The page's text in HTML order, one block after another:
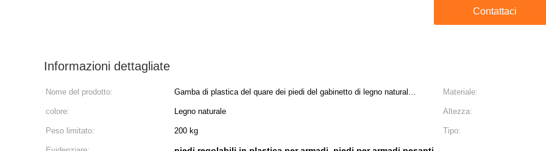
Contattaci
Informazioni dettagliate
Nome del prodotto:
Gamba di plastica del quare dei piedi del gabinetto di legno naturale
KR-P0383 per il sofà
Materiale:
colore: Legno naturale Altezza:
Peso limitato: 200 kg Tipo: